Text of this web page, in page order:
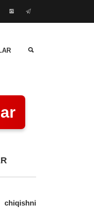
chiqishni